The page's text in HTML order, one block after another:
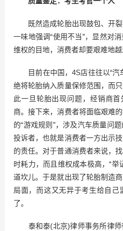
既然造成轮胎出现鼓包、开裂
一味地强调“使用不当”，显然对
维权的目地，消费者却要艰难地越
目前在中国，4S店往往以“汽
绝将轮胎纳入质量保修范围，而
此一旦轮胎出现问题，经销商首
商。接下来，消费者将面临艰难
的“游戏规则”，涉及汽车质量问
投诉者，也就是消费者一方出示
的责任。对于普通消费者来说，
时耗力，而且维权成本极高，“举
道坎儿。于是就出现了轮胎制造
局面，而这又无异于考生给自己
了。
泰和泰(北京)律师事务所律师